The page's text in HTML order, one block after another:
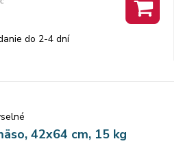
do 2-4 dní
42x64 cm, 15 kg